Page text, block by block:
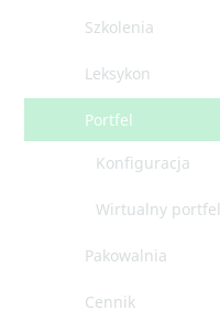
Szkolenia
Leksykon
Portfel
Konfiguracja
Wirtualny portfel
Pakowalnia
Cennik